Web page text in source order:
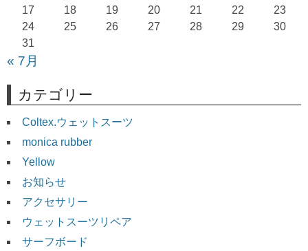
17
18 19 20 21 22
23
24
25 26 27 28 29
30
31
« 7月
カテゴリー
Coltex.ウェットスーツ
monica rubber
Yellow
お知らせ
アクセサリー
ウェットスーツリペア
サーフボード